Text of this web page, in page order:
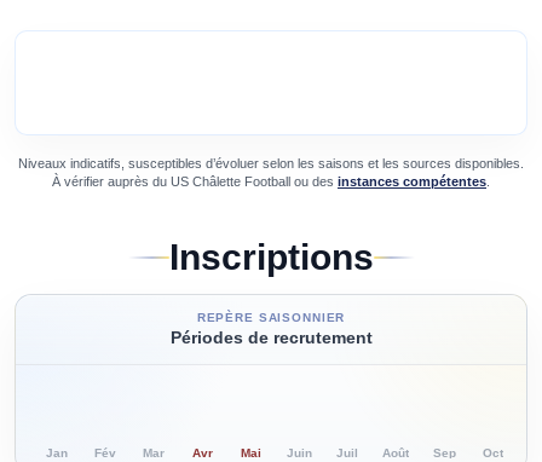
Niveaux indicatifs, susceptibles d’évoluer selon les saisons et les sources disponibles.
À vérifier auprès du US Châlette Football ou des instances compétentes
Inscriptions
REPÈRE SAISONNIER
Périodes de recrutement
Jan Fév Mar Avr Mai Juin Juil Août Sep Oct